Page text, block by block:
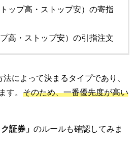
ップ高・ストップ安）の寄指
高・ストップ安）の引指注文
によって決まるタイプであり、
す。 そのため、一番優先度が高い
証券」 のルールも確認してみま